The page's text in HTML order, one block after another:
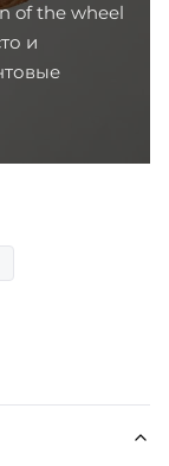
of the wheel
и